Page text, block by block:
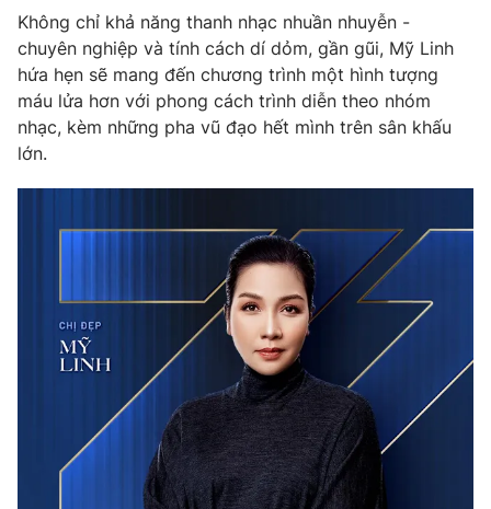
Nhân vật
Khán giả
Giải sao mai
Âm nhạc
Sao
Đời sống
Du lịch
Làm đẹp
Chất lượng cuộc sống
Giáo dục
Tuyển sinh
Công nghệ
Tư vấn
Chuyên mục khác
Podcast
Photo Infographic
Không chỉ khả năng thanh nhạc nhuần nhuyễn -
chuyên nghiệp và tính cách dí dỏm, gần gũi, Mỹ Linh
hứa hẹn sẽ mang đến chương trình một hình tượng
máu lửa hơn với phong cách trình diễn theo nhóm
nhạc, kèm những pha vũ đạo hết mình trên sân khấu
lớn.